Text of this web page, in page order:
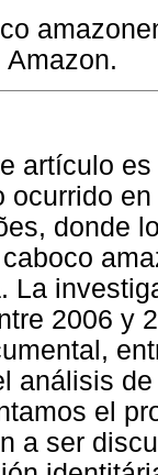
Amazon.
artículo
ocurrido
donde
La
2006 y
análisis
el
a ser